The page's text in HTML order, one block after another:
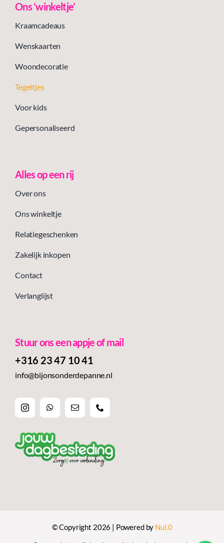
Ons ‘winkeltje’
Kraamcadeaus
Wenskaarten
Woondecoratie
Tegeltjes
Voor kids
Gepersonaliseerd
Alles op een rij
Over ons
Ons winkeltje
Relatiegeschenken
Zakelijk inkopen
Contact
Verlanglijst
Stuur ons een appje of mail
+316 23 47 10 41‬
info@bijonsonderdepanne.nl
© Copyright 2026 | Powered by Nul.0